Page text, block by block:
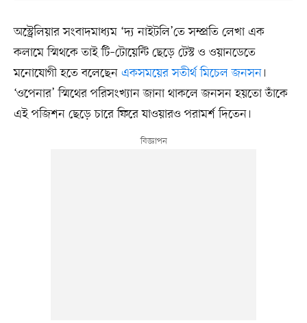
অস্ট্রেলিয়ার সংবাদমাধ্যম ‘দ্য নাইটলি’তে সম্প্রতি লেখা এক
কলামে স্মিথকে তাই টি–টোয়েন্টি ছেড়ে টেস্ট ও ওয়ানডেতে
মনোযোগী হতে বলেছেন একসময়ের সতীর্থ মিচেল জনসন।
‘ওপেনার’ স্মিথের পরিসংখ্যান জানা থাকলে জনসন হয়তো তাঁকে
এই পজিশন ছেড়ে চারে ফিরে যাওয়ারও পরামর্শ দিতেন।